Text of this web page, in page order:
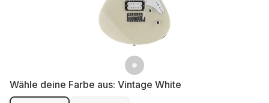
Wähle deine Farbe aus: Vintage White